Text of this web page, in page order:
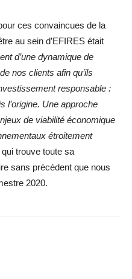
ces convaincues de la
au sein d’EFIRES était
d’une dynamique de
nos clients afin qu’ils
responsable :
l’origine. Une approche
de viabilité économique
étroitement
qui trouve toute sa
sans précédent que nous
2020.